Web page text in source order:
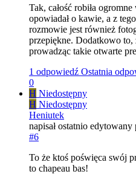
Tak, całość robiła
opowiadał o kawie, a z
rozmowie jest również
przepiękne. Dodatkowo to,
prowadząc takie otwarte
1 odpowiedź Ostatnia
0
H Niedostępny
H Niedostępny
Heniutek
napisałostatnio edytowany
#6
To że ktoś poświęca swój
to chapeau bas!